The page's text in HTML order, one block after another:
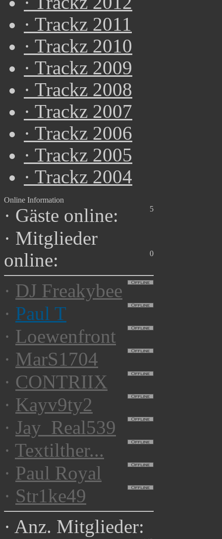
· Trackz 2011
· Trackz 2010
· Trackz 2009
· Trackz 2008
· Trackz 2007
· Trackz 2006
· Trackz 2005
· Trackz 2004
Online Information
· Gäste online: 5
· Mitglieder
online:
0
· DJ Freakybee
· Paul T
· Loewenfront
· MarS1704
· CONTRIIX
· Kayv9ty2
· Jay_Real539
· Textilther...
· Paul Royal
· Str1ke49
· Anz. Mitglieder: